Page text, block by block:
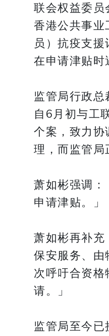
联会权益委员
香港公共事
员）抗疫支
在申请津贴时
监管局行政
自6月初与工
个案，致力
理，而监管局
萧如彬强调
申请津贴。」
萧如彬再补
保安服务、
次呼吁合资
请。」
监管局至今